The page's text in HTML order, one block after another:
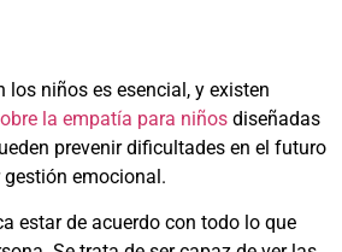
los niños es esencial, y existen
la empatía para niños diseñadas
prevenir dificultades en el futuro
emocional.
estar de acuerdo con todo lo que